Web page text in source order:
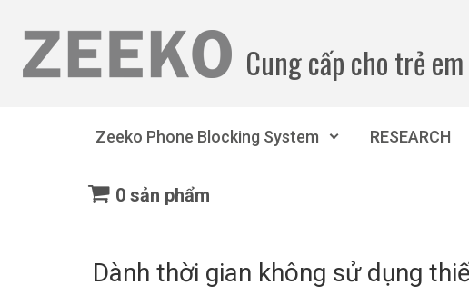
Cung cấp cho trẻ
Zeeko Phone Blocking System RESEARCH
0 sản phẩm
Dành thời gian không sử dụng